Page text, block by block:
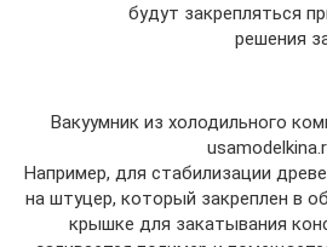
будут закрепляться
решения
Вакуумник из холодильного
Например, для стабилизации
на штуцер, который закреплен в
крышке для закатывания